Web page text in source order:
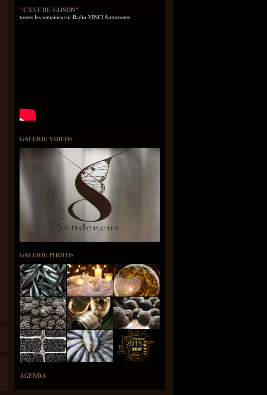
"C'EST DE SAISON"
toutes les semaines sur Radio VINCI Autoroutes
GALERIE VIDEOS
GALERIE PHOTOS
AGENDA